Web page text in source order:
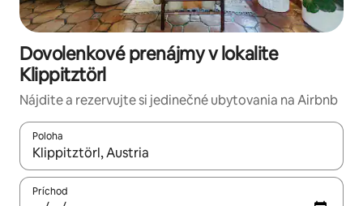
Dovolenkové prenájmy v lokalite
Klippitztörl
Nájdite a rezervujte si jedinečné ubytovania na Airbnb
Poloha
Keď budú výsledky k dispozícii, môžete si ich prechádzať
Príchod